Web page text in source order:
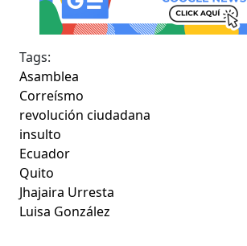
Tags:
Asamblea
Correísmo
revolución ciudadana
insulto
Ecuador
Quito
Jhajaira Urresta
Luisa González